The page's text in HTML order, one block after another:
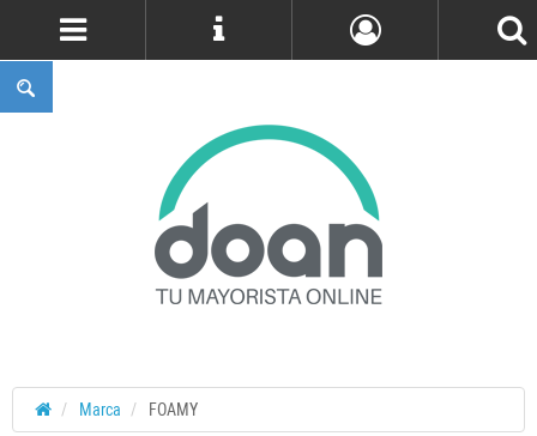
Marca FOAMY